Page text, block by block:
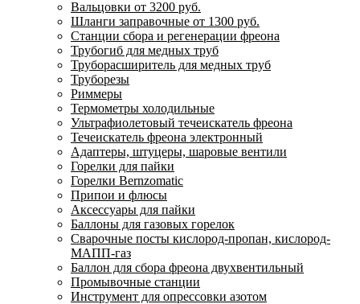
Вальцовки от 3200 руб.
Шланги заправочные от 1300 руб.
Станции сбора и регенерации фреона
Трубогиб для медных труб
Труборасширитель для медных труб
Труборезы
Риммеры
Термометры холодильные
Ультрафиолетовый течеискатель фреона
Течеискатель фреона электронный
Адаптеры, штуцеры, шаровые вентили
Горелки для пайки
Горелки Bernzomatic
Припои и флюсы
Аксессуары для пайки
Баллоны для газовых горелок
Сварочные посты кислород-пропан, кислород-
МАПП-газ
Баллон для сбора фреона двухвентильный
Промывочные станции
Инструмент для опрессовки азотом